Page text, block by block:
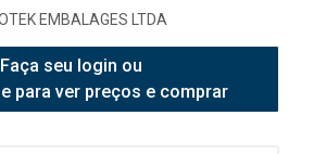
EMBALAGES LTDA
Faça seu login ou
para ver preços e comprar